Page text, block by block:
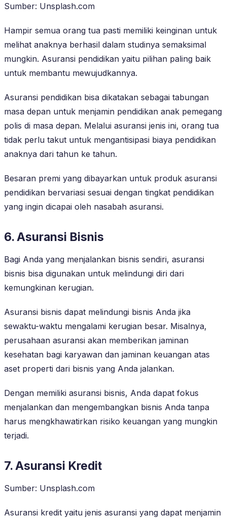
Sumber: Unsplash.com
Hampir semua orang tua pasti memiliki keinginan untuk
melihat anaknya berhasil dalam studinya semaksimal
mungkin. Asuransi pendidikan yaitu pilihan paling baik
untuk membantu mewujudkannya.
Asuransi pendidikan bisa dikatakan sebagai tabungan
masa depan untuk menjamin pendidikan anak pemegang
polis di masa depan. Melalui asuransi jenis ini, orang tua
tidak perlu takut untuk mengantisipasi biaya pendidikan
anaknya dari tahun ke tahun.
Besaran premi yang dibayarkan untuk produk asuransi
pendidikan bervariasi sesuai dengan tingkat pendidikan
yang ingin dicapai oleh nasabah asuransi.
6. Asuransi Bisnis
Bagi Anda yang menjalankan bisnis sendiri, asuransi
bisnis bisa digunakan untuk melindungi diri dari
kemungkinan kerugian.
Asuransi bisnis dapat melindungi bisnis Anda jika
sewaktu-waktu mengalami kerugian besar. Misalnya,
perusahaan asuransi akan memberikan jaminan
kesehatan bagi karyawan dan jaminan keuangan atas
aset properti dari bisnis yang Anda jalankan.
Dengan memiliki asuransi bisnis, Anda dapat fokus
menjalankan dan mengembangkan bisnis Anda tanpa
harus mengkhawatirkan risiko keuangan yang mungkin
terjadi.
7. Asuransi Kredit
Sumber: Unsplash.com
Asuransi kredit yaitu jenis asuransi yang dapat menjamin